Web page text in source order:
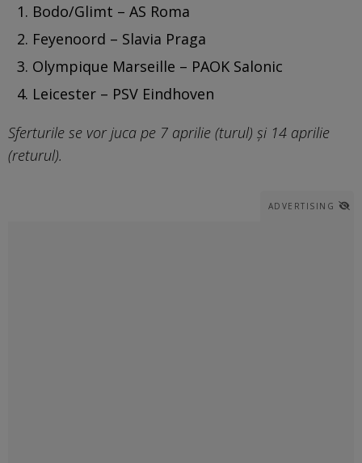
Bodo/Glimt – AS Roma
Feyenoord – Slavia Praga
Olympique Marseille – PAOK Salonic
Leicester – PSV Eindhoven
Sferturile se vor juca pe 7 aprilie (turul) și 14 aprilie
(returul).
ADVERTISING